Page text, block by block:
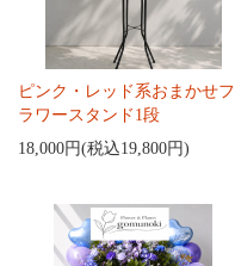
ピンク・レッド系おまかせフ
ラワースタンド1段
18,000円(税込19,800円)